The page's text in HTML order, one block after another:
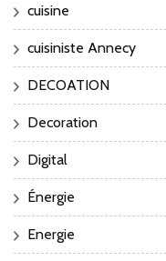
cuisine
cuisiniste Annecy
DECOATION
Decoration
Digital
Énergie
Energie